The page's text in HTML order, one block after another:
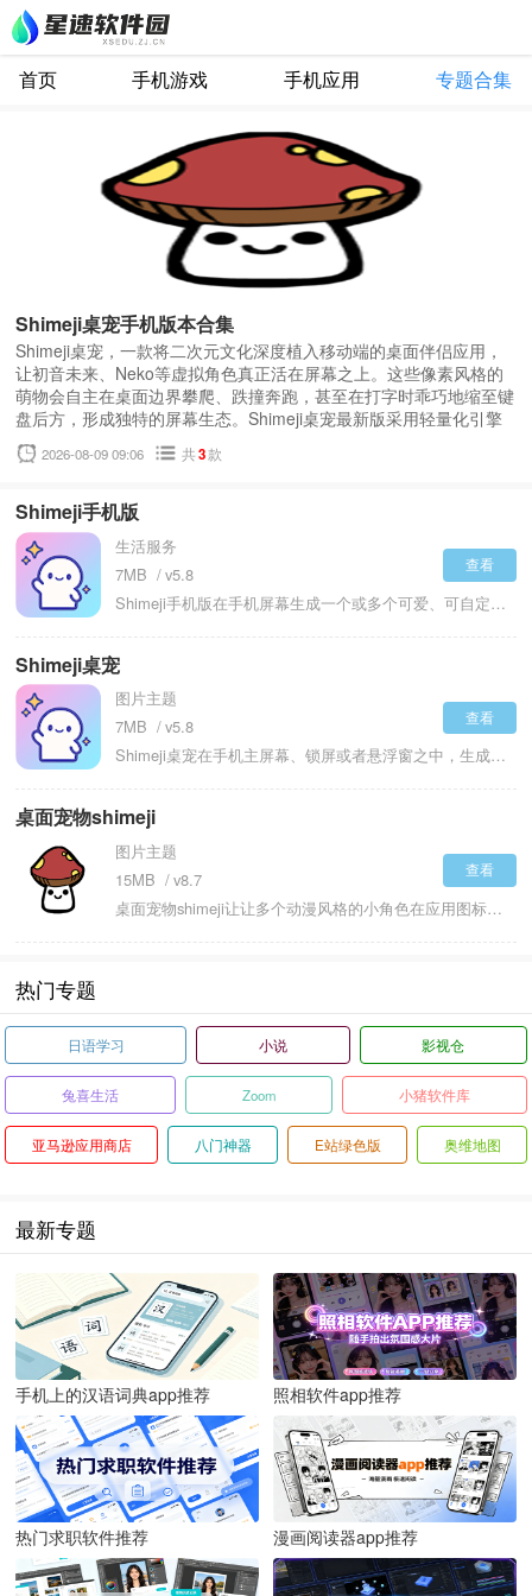
首页 手机游戏 手机应用 专题合集
Shimeji桌宠手机版本合集
Shimeji桌宠，一款将二次元文化深度植入移动端的桌面伴侣应用，
让初音未来、Neko等虚拟角色真正活在屏幕之上。这些像素风格的
萌物会自主在桌面边界攀爬、跌撞奔跑，甚至在打字时乖巧地缩至键
盘后方，形成独特的屏幕生态。Shimeji桌宠最新版采用轻量化引擎
架构，后台占用内存极低，却能承载六只角色同时活动，通过物理碰
撞算法让宠物间产生真实的互动行为，营造出手机桌面即微型舞台的
2026-08-09 09:06 共3款
Shimeji手机版
生活服务
7MB
v5.8
Shimeji手机版在手机屏幕生成一个或多个可爱、可自定义的卡通角色，这些角色会以独立窗口形式悬浮在其他应用上方，进行自主、拟人化的活动。它们会在屏幕边缘走动、跳跃、攀爬、坐下、睡觉或做出各种有趣动画动作，有时还会和屏幕上的UI元素有简单交互。用户能自由挑选不同主题的角色包，部分高级版本可调整宠物的外观、大小和行为频率。应用主要提供轻松、陪伴式的娱乐体验，意在为用户操作手机时增添一丝灵动与趣味，如同一个动态、可互动的电子桌面装饰。
查看
Shimeji桌宠
图片主题
7MB
v5.8
Shimeji桌宠在手机主屏幕、锁屏或者悬浮窗之中，生成并运行源自各类动漫、游戏或者原创IP的Q版角色。这些桌宠具备独立的简易AI行为逻辑，能够在屏幕范围之内自主开展走路、奔跑、跳跃、攀爬、坐下、睡觉等动作，还可以与用户进行如跟随手指触摸、被戳到时做出反应之类的轻量互动。例如具备更省电的后台管理、能够避让通知栏和系统导航键，并且有可能以微件形式常驻桌面。用户能够通过安装不同的角色包来更换桌宠形象，还可能对桌宠的数量、透明度以及活动范围进行调节。
查看
桌面宠物shimeji
图片主题
15MB
v8.7
桌面宠物shimeji让让多个动漫风格的小角色在应用图标间自由行走、攀爬、互动，将冰冷的桌面转化为充满治愈感的小剧场。高级解锁版本解除了免费版的所有功能限制，无需任何后续订阅费用即可解锁最多6个桌宠栏位，并一次性开放全部隐藏角色与专属互动动作。依托全新优化的动画引擎，角色动作更加流畅自然，幽灵模式的加入让宠物在游戏操作时可暂时透明化，桌面宠物shimeji将萌系陪伴与快捷操作完美融合为用户提供一种低成本的情绪调节与个性化表达方式。
查看
热门专题
日语学习 小说 影视仓
兔喜生活 Zoom 小猪软件库
亚马逊应用商店 八门神器 E站绿色版 奥维地图
最新专题
手机上的汉语词典app推荐 照相软件app推荐
热门求职软件推荐 漫画阅读器app推荐